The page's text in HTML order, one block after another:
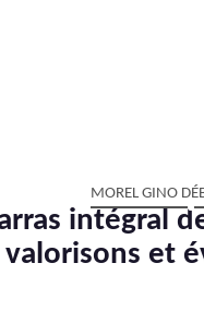
MOREL GINO
intégral
et